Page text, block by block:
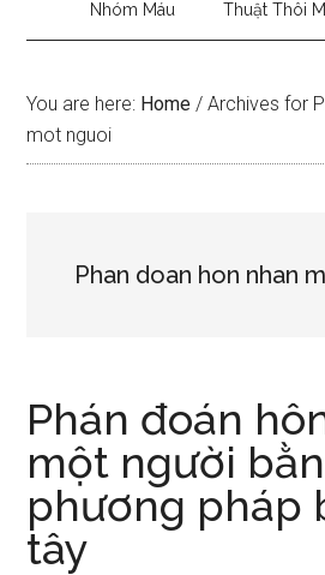
Nhóm Máu Thuật Thôi
You are here: Home / Archives for
mot nguoi
Phan doan hon nhan
Phán đoán
một người
phương pháp
tây